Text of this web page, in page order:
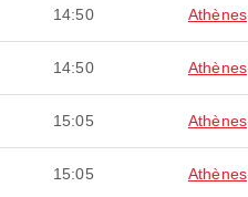
14:50 Athènes
14:50 Athènes
15:05 Athènes
15:05 Athènes